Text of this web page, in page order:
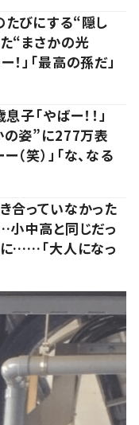
びにする“隠し
“まさかの光
」「最高の孫だ」
子「やばー！！」
姿”に277万表
（笑）」「な、なる
合っていなかった
小中高と同じだっ
……「大人になっ